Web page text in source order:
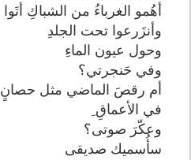
أهُمو الغرباءُ من الشباكِ أتَوا
وأنزَرعوا تحت الجلدِ
وحول عيون الماءِ
وفي حَنجرتي؟
أم رقصَ الماضي مثل حصانٍ
في الأعماقِ ِ
وعكّرَ صوتى؟
سأُسميك صديقى